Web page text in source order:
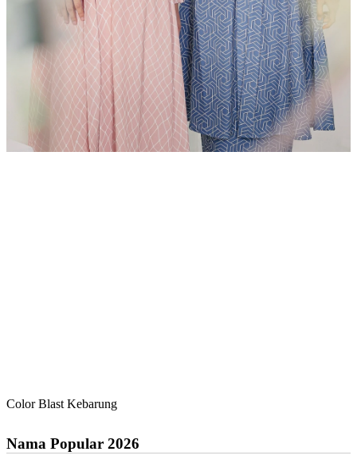
Color Blast Kebarung
Nama Popular 2026